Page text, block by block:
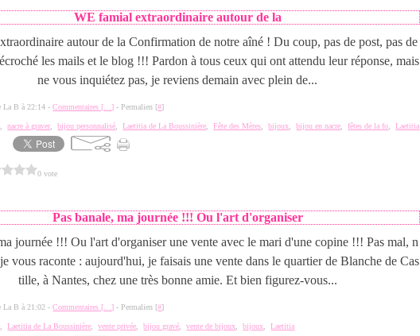
WE famial extraordinaire autour de la
autour de la Confirmation de notre aîné ! Du coup, pas de post, pas de
les mails et le blog !!! Pardon à tous ceux qui ont attendu leur réponse, mais
ne vous inquiétez pas, je reviens demain avec plein de...
La B à 22:14 -Commentaires [ …] - Permalien [#]
,nacre à graver,bijou personnalisé ,Laetitia de La Boussinière ,Fête des Mères ,bijoux ,bijou en nacre ,fêtes de la fo ,Laetitia
0 vote
Pas banale, ma journée !!! Ou l'art d'organiser
journée !!! Ou l'art d'organiser une vente avec le mari d'une copine !!! Pas mal, n
vous raconte : aujourd'hui, je faisais une vente dans le quartier de Blanche de Cas
tille, à Nantes, chez une très bonne amie. Et bien figurez-vous...
La B à 21:02 -Commentaires [ …] - Permalien [#]
,Laetitia de La Boussinière ,vente privée ,bijou gravé ,vente de bijoux ,bijoux ,Laetitia